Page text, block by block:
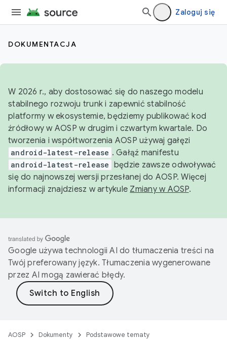
Zaloguj się
DOKUMENTACJA
W 2026 r., aby dostosować się do naszego modelu
stabilnego rozwoju trunk i zapewnić stabilność
platformy w ekosystemie, będziemy publikować kod
źródłowy w AOSP w drugim i czwartym kwartale. Do
tworzenia i współtworzenia AOSP używaj gałęzi
android-latest-release . Gałąź manifestu
android-latest-release będzie zawsze odwoływać
się do najnowszej wersji przesłanej do AOSP. Więcej
informacji znajdziesz w artykule Zmiany w AOSP.
Google używa technologii AI do tłumaczenia treści na
Twój preferowany język. Tłumaczenia wygenerowane
przez AI mogą zawierać błędy.
AOSP Dokumenty Podstawowe tematy